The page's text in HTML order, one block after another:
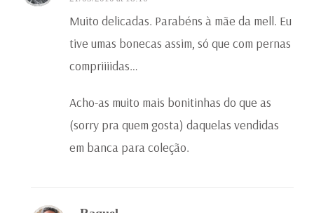
Muito delicadas. Parabéns à mãe da mell. Eu
tive umas bonecas assim, só que com pernas
compriiiidas…
Acho-as muito mais bonitinhas do que as
(sorry pra quem gosta) daquelas vendidas
em banca para coleção.